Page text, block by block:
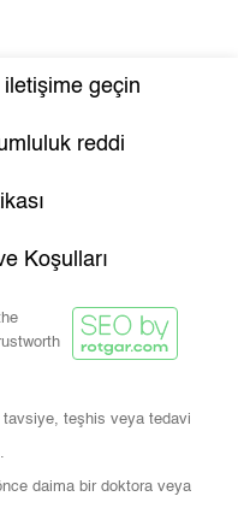
iletişime geçin
reddi
Koşulları
tavsiye, teşhis veya tedavi
daima bir doktora veya